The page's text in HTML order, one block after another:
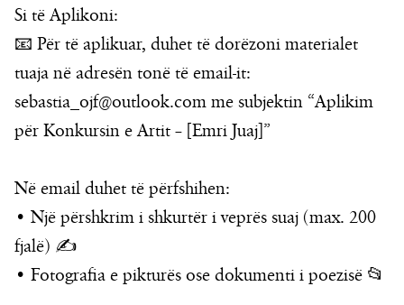
Si të Aplikoni:
📧 Për të aplikuar, duhet të dorëzoni materialet
tuaja në adresën tonë të email-it:
sebastia_ojf@outlook.com me subjektin “Aplikim
për Konkursin e Artit – [Emri Juaj]”
Në email duhet të përfshihen:
• Një përshkrim i shkurtër i veprës suaj (max. 200
fjalë) ✍️
• Fotografia e pikturës ose dokumenti i poezisë 📂